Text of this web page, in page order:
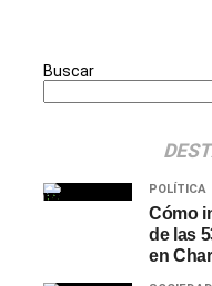
Buscar
POLÍTICA
Cómo
de las
en